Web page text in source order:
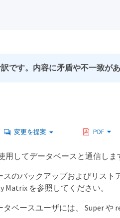
です。内容に矛盾や不一致が
変更を提案 PDF
用してデータベースと通信しま
スのバックアップおよびリス
を参照してください。
タベースユーザには、 Super